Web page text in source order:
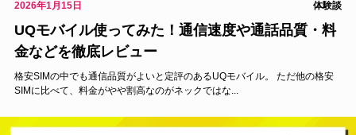
2026年1月15日 体験談
UQモバイル使ってみた！通信速度や通話品質・料
金などを徹底レビュー
格安SIMの中でも通信品質がよいと定評のあるUQモバイル。 ただ他の格安
SIMに比べて、料金がやや割高なのがネックではな...